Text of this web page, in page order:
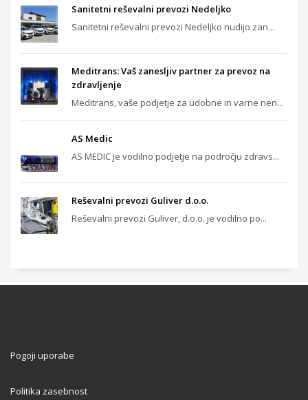
Sanitetni reševalni prevozi Nedeljko
Sanitetni reševalni prevozi Nedeljko nudijo zan...
Meditrans: Vaš zanesljiv partner za prevoz na
zdravljenje
Meditrans, vaše podjetje za udobne in varne nen...
AS Medic
AS MEDIC je vodilno podjetje na področju zdravs...
Reševalni prevozi Guliver d.o.o.
Reševalni prevozi Guliver, d.o.o. je vodilno po...
Pogoji uporabe
Politika zasebnost